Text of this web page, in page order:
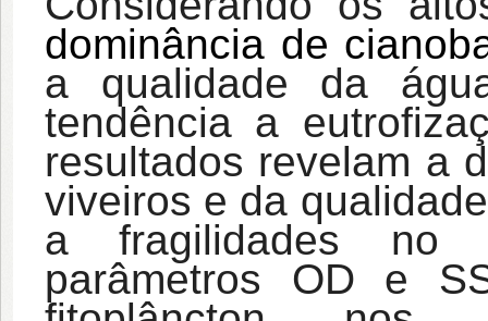
dominância de
a qualidade da
tendência a
resultados revelam a
viveiros e da
a fragilidades no
parâmetros OD e